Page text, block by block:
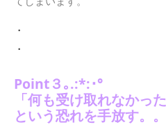
・
・
Point３｡.:*:･°
「何も受け取れなかっ
という恐れを手放す。。